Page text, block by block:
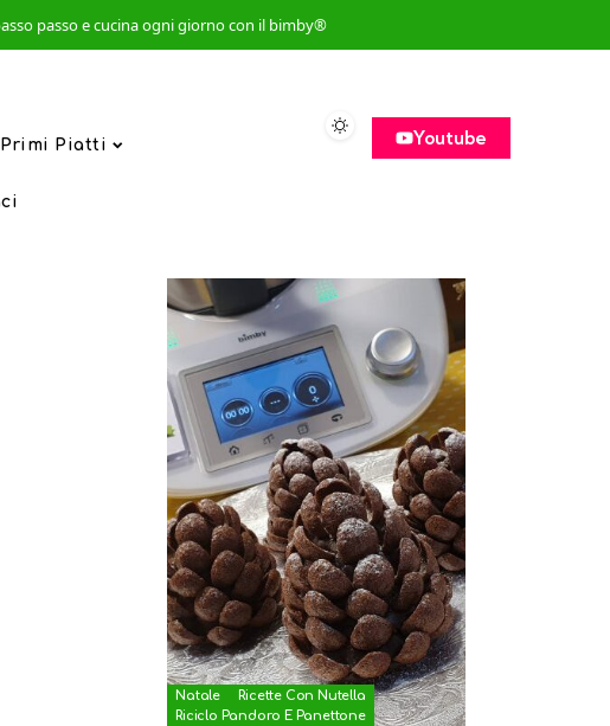
passo e cucina ogni giorno con il bimby®
Primi Piatti Youtube
Natale
Ricette Con Nutella
Riciclo Pandoro E Panettone